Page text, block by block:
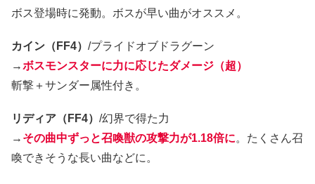
ボス登場時に発動。ボスが早い曲がオススメ。
カイン（FF4） /プライドオブドラグーン
→ボスモンスターに力に応じたダメージ（超）
斬撃＋サンダー属性付き。
リディア（FF4） /幻界で得た力
→ その曲中ずっと召喚獣の攻撃力が1.18倍に。たくさん召
喚できそうな長い曲などに。